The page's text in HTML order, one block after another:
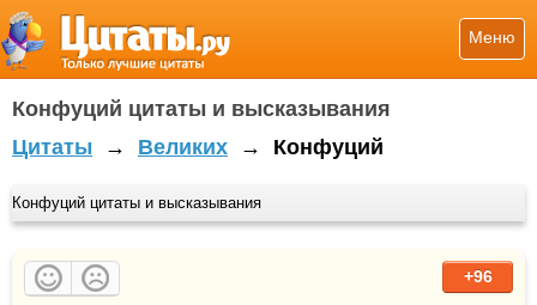
Меню
Конфуций цитаты и высказывания
Цитаты → Великих → Конфуций
Конфуций цитаты и высказывания
+96